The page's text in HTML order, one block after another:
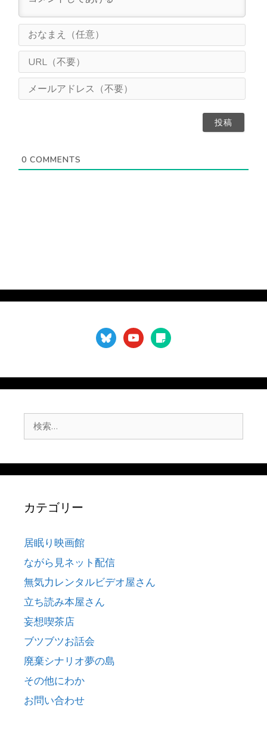
ま
（
意
L
（
0 COMMENTS
blueskyyoutubesticky-
note
索:
カテゴリー
居眠り映画館
ながら見ネット配信
無気力レンタルビデオ屋さん
立ち読み本屋さん
妄想喫茶店
ブツブツお話会
廃棄シナリオ夢の島
その他にわか
お問い合わせ